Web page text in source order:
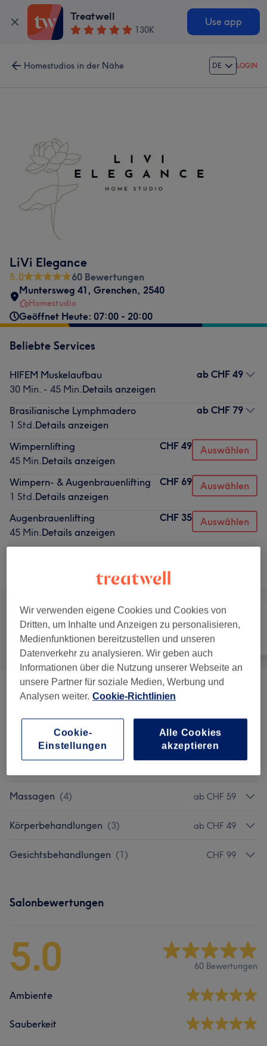
Treatwell
130K
Use app
Homestudios in der Nähe DE LOGIN
LiVi Elegance
5.0
60 Bewertungen
Muntersweg 41, Grenchen, 2540
Homestudio
Geöffnet Heute: 07:00 - 20:00
Beliebte Services
HIFEM Muskelaufbau
30 Min. - 45 Min.Details anzeigen
ab CHF 49
Brasilianische Lymphmadero
1 Std.Details anzeigen
ab CHF 79
Wimpernlifting
45 Min.Details anzeigen
CHF 49 Auswählen
Wimpern- & Augenbrauenlifting
1 Std.Details anzeigen
CHF 69 Auswählen
Augenbrauenlifting
45 Min.Details anzeigen
CHF 35 Auswählen
Alle Coiffeur
Augenbrauen &
Schröpfen & Akupunktur CHF 69
Massagen (4) ab CHF 59
Körperbehandlungen (3) ab CHF 49
Gesichtsbehandlungen (1) CHF 99
Salonbewertungen
5.0 60 Bewertungen
Ambiente
Sauberkeit
Wir verwenden eigene Cookies und Cookies von
Dritten, um Inhalte und Anzeigen zu personalisieren,
Medienfunktionen bereitzustellen und unseren
Datenverkehr zu analysieren. Wir geben auch
Informationen über die Nutzung unserer Webseite an
unsere Partner für soziale Medien, Werbung und
Analysen weiter. Cookie-Richtlinien
Alle Cookies
akzeptieren
Cookie-
Einstellungen